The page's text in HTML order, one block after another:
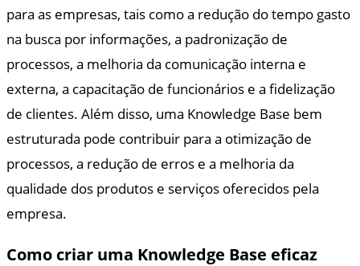
para as empresas, tais como a redução do tempo gasto
na busca por informações, a padronização de
processos, a melhoria da comunicação interna e
externa, a capacitação de funcionários e a fidelização
de clientes. Além disso, uma Knowledge Base bem
estruturada pode contribuir para a otimização de
processos, a redução de erros e a melhoria da
qualidade dos produtos e serviços oferecidos pela
empresa.
Como criar uma Knowledge Base eficaz